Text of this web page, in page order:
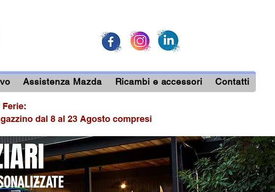
Assistenza Mazda Ricambi e accessori Contatti
dal 8 al 23 Agosto compresi